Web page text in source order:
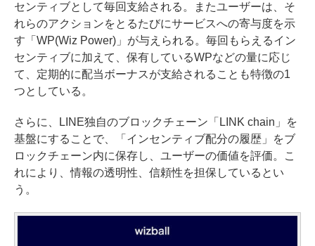
センティブとして毎回支給される。またユーザーは、そ
れらのアクションをとるたびにサービスへの寄与度を示
す「WP(Wiz Power)」が与えられる。毎回もらえるイン
センティブに加えて、保有しているWPなどの量に応じ
て、定期的に配当ボーナスが支給されることも特徴の1
つとしている。
さらに、LINE独自のブロックチェーン「LINK chain」を
基盤にすることで、「インセンティブ配分の履歴」をブ
ロックチェーン内に保存し、ユーザーの価値を評価。こ
れにより、情報の透明性、信頼性を担保しているとい
う。